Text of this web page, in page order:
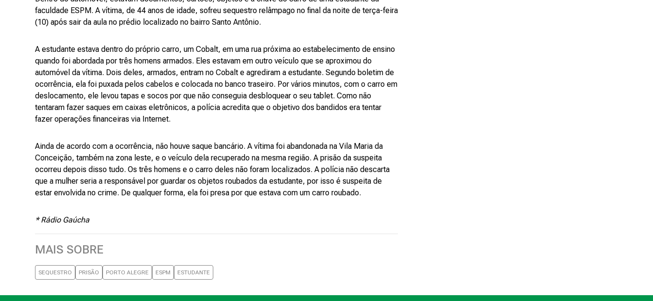
faculdade ESPM. A vítima, de 44 anos de idade, sofreu sequestro relâmpago no final da noite de terça-feira
(10) após sair da aula no prédio localizado no bairro Santo Antônio.
A estudante estava dentro do próprio carro, um Cobalt, em uma rua próxima ao estabelecimento de ensino
quando foi abordada por três homens armados. Eles estavam em outro veículo que se aproximou do
automóvel da vítima. Dois deles, armados, entram no Cobalt e agrediram a estudante. Segundo boletim de
ocorrência, ela foi puxada pelos cabelos e colocada no banco traseiro. Por vários minutos, com o carro em
deslocamento, ele levou tapas e socos por que não conseguia desbloquear o seu tablet. Como não
tentaram fazer saques em caixas eletrônicos, a polícia acredita que o objetivo dos bandidos era tentar
fazer operações financeiras via Internet.
Ainda de acordo com a ocorrência, não houve saque bancário. A vítima foi abandonada na Vila Maria da
Conceição, também na zona leste, e o veículo dela recuperado na mesma região. A prisão da suspeita
ocorreu depois disso tudo. Os três homens e o carro deles não foram localizados. A polícia não descarta
que a mulher seria a responsável por guardar os objetos roubados da estudante, por isso é suspeita de
estar envolvida no crime. De qualquer forma, ela foi presa por que estava com um carro roubado.
* Rádio Gaúcha
MAIS SOBRE
SEQUESTRO PRISÃO PORTO ALEGRE ESPM ESTUDANTE